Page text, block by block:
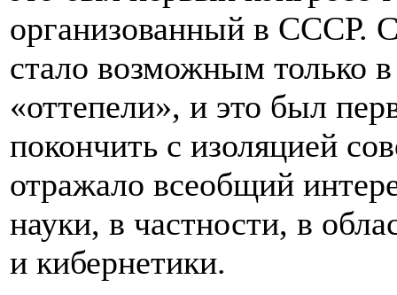
организованный в СССР.
стало возможным только
«оттепели», и это был
покончить с изоляцией
отражало всеобщий
науки, в частности, в
и кибернетики.